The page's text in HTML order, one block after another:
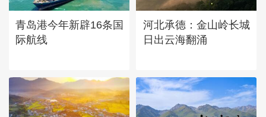
青岛港今年新辟16条国
际航线
河北承德：金山岭长城
日出云海翻涌